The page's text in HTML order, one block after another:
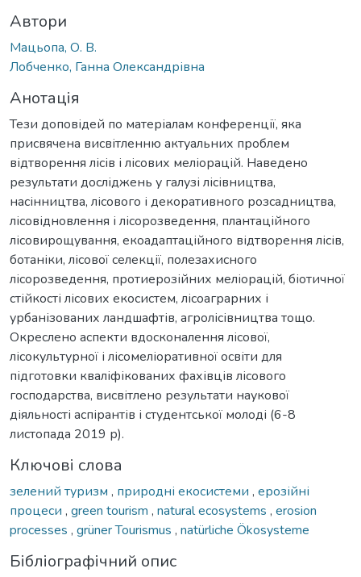
Автори
Мацьопа, О. В.
Лобченко, Ганна Олександрівна
Анотація
Тези доповідей по матеріалам конференції, яка
присвячена висвітленню актуальних проблем
відтворення лісів і лісових меліорацій. Наведено
результати досліджень у галузі лісівництва,
насінництва, лісового і декоративного розсадництва,
лісовідновлення і лісорозведення, плантаційного
лісовирощування, екоадаптаційного відтворення лісів,
ботаніки, лісової селекції, полезахисного
лісорозведення, протиерозійних меліорацій, біотичної
стійкості лісових екосистем, лісоаграрних і
урбанізованих ландшафтів, агролісівництва тощо.
Окреслено аспекти вдосконалення лісової,
лісокультурної і лісомеліоративної освіти для
підготовки кваліфікованих фахівців лісового
господарства, висвітлено результати наукової
діяльності аспірантів і студентської молоді (6-8
листопада 2019 р).
Ключові слова
зелений туризм , природні екосистеми , ерозійні
процеси , green tourism , natural ecosystems , erosion
processes , grüner Tourismus , natürliche Ökosysteme
Бібліографічний опис